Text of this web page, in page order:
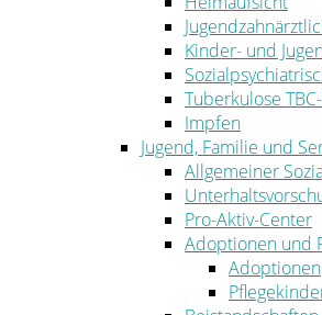
Kinder- und
Tuberkulose
Impfen
Jugend, Familie und
Allgemeiner
Pro-Aktiv-Center
Adoptionen und
Adoptionen